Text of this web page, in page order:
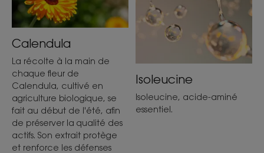
Calendula
La récolte à la main de
chaque fleur de
Calendula, cultivé en
agriculture biologique, se
fait au début de l'été, afin
de préserver la qualité des
actifs. Son extrait protège
et renforce les défenses
Isoleucine
Isoleucine, acide-aminé
essentiel.